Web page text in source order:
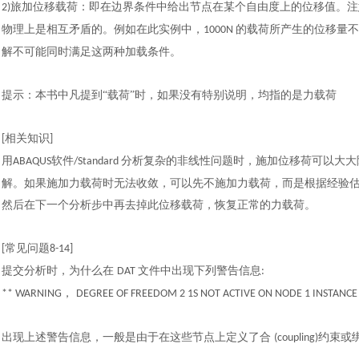
2)旅加位移载荷：即在边界条件中给出节点在某个自由度上的位移值。
物理上是相互矛盾的。例如在此实例中， 1000N 的载荷所产生的位移量
解不可能同时满足这两种加载条件。
提示：本书中凡提到 “载荷”时，如果没有特别说明，均指的是力载荷
相关知识
用ABAQUS软件/Standard 分析复杂的非线性问题时，施加位移荷可以大
解。如果施加力载荷时无法收敛，可以先不施加力载荷，而是根据经
然后在下一个分析步中再去掉此位移载荷，恢复正常的力载荷。
常见问题8-14
提交分析时，为什么在 DAT 文件中出现下列警告信息:
** WARNING ， DEGREE OF FREEDOM 2 1S NOT ACTIVE ON NODE 1
出现上述警告信息，一般是由于在这些节点上定义了合 (coupling)约束或